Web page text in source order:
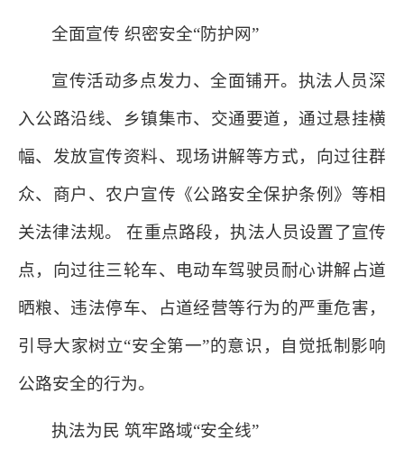
全面宣传 织密安全“防护网”
宣传活动多点发力、全面铺开。执法人员深
入公路沿线、乡镇集市、交通要道，通过悬挂横
幅、发放宣传资料、现场讲解等方式，向过往群
众、商户、农户宣传《公路安全保护条例》等相
关法律法规。 在重点路段，执法人员设置了宣传
点，向过往三轮车、电动车驾驶员耐心讲解占道
晒粮、违法停车、占道经营等行为的严重危害，
引导大家树立“安全第一”的意识，自觉抵制影响
公路安全的行为。
执法为民 筑牢路域“安全线”